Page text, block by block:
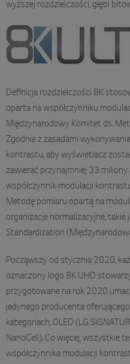
wyższej rozdzielczości, głębi
Definicja rozdzielczości 8K
oparta na współczynniku
Międzynarodowy Komitet ds.
Zgodnie z zasadami
kontrastu, aby wyświetlacz
zawierać przynajmniej 33
współczynnik modulacji
Metodę pomiaru opartą na
organizacje normalizacyjne,
Standardization
Począwszy od stycznia 2020,
oznaczony logo 8K UHD
przygotowane na rok 2020
jedynego producenta
kategoriach, OLED (LG
NanoCell). Co więcej, wszystkie
współczynnika modulacji